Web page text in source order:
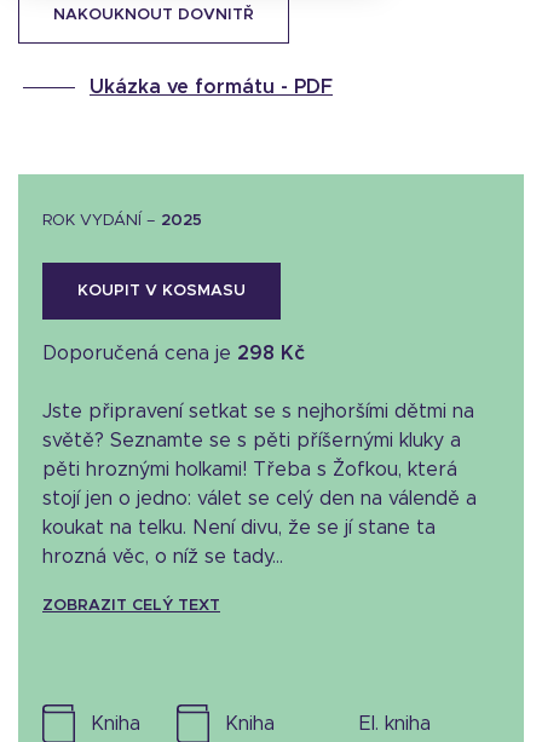
NAKOUKNOUT DOVNITŘ
Ukázka ve formátu - PDF
ROK VYDÁNÍ – 2025
KOUPIT V KOSMASU
Doporučená cena je 298 Kč
Jste připravení setkat se s nejhoršími dětmi na
světě? Seznamte se s pěti příšernými kluky a
pěti hroznými holkami! Třeba s Žofkou, která
stojí jen o jedno: válet se celý den na válendě a
koukat na telku. Není divu, že se jí stane ta
hrozná věc, o níž se tady...
ZOBRAZIT CELÝ TEXT
kniha kniha el. kniha